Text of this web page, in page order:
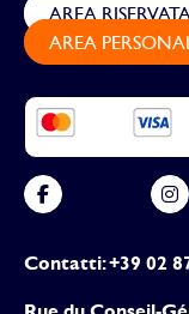
Contatti: +39 02
AREA
AREA